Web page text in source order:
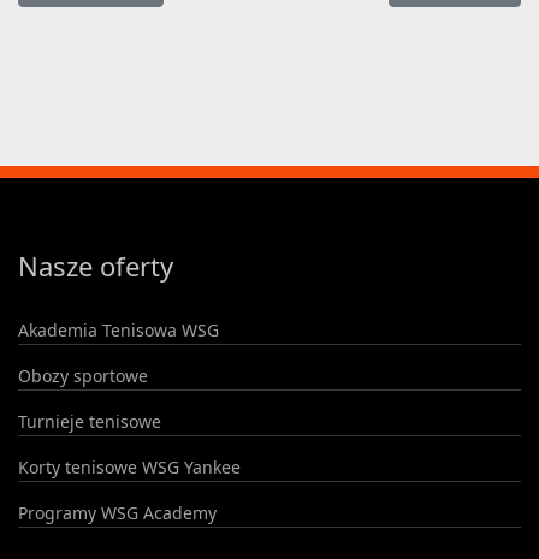
Nasze oferty
Akademia Tenisowa WSG
Obozy sportowe
Turnieje tenisowe
Korty tenisowe WSG Yankee
Programy WSG Academy